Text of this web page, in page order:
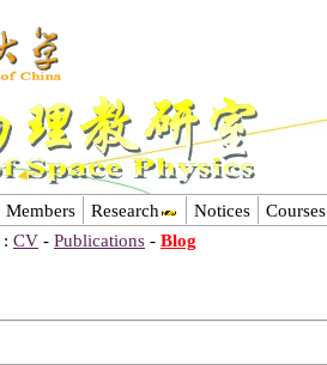
Members Research Notices Courses
: CV - Publications - Blog